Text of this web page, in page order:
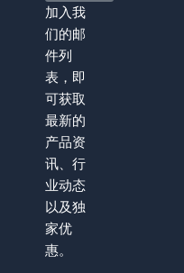
加入我
们的邮
件列
表，即
可获取
最新的
产品资
讯、行
业动态
以及独
家优
惠。